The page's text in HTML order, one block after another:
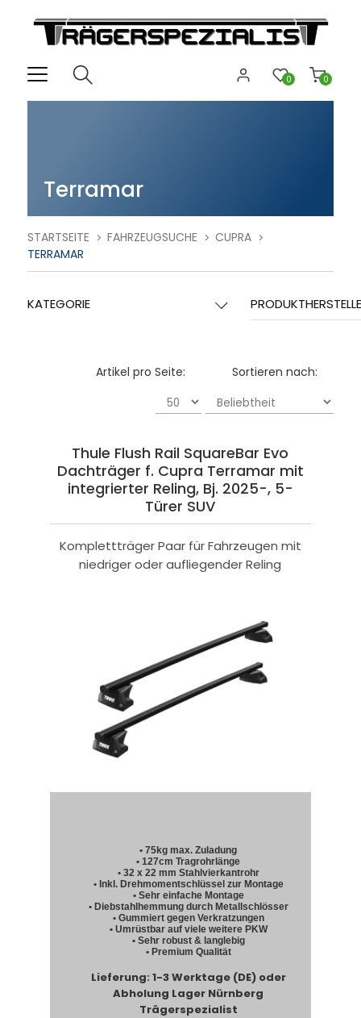
0
0
Terramar
STARTSEITE FAHRZEUGSUCHE
CUPRA
TERRAMAR
KATEGORIE
Sortieren nach:
Artikel pro Seite:
Thule Flush Rail SquareBar Evo
Dachträger f. Cupra Terramar mit
integrierter Reling, Bj. 2025-, 5-
Türer SUV
Komplettträger Paar für Fahrzeugen mit
niedriger oder aufliegender Reling
• 75kg max. Zuladung
• 127cm Tragrohrlänge
• 32 x 22 mm Stahlvierkantrohr
• Inkl. Drehmomentschlüssel zur Montage
• Sehr einfache Montage
• Diebstahlhemmung durch Metallschlösser
• Gummiert gegen Verkratzungen
• Umrüstbar auf viele weitere PKW
• Sehr robust & langlebig
• Premium Qualität
Lieferung: 1-3 Werktage (DE) oder
Abholung Lager Nürnberg
Trägerspezialist